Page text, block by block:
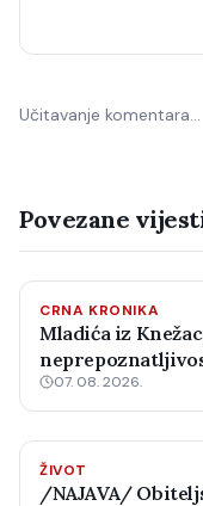
Učitavanje komentara…
Povezane
CRNA KRONIKA
Mladića iz
07. 08. 2026.
ŽIVOT
/NAJAVA/